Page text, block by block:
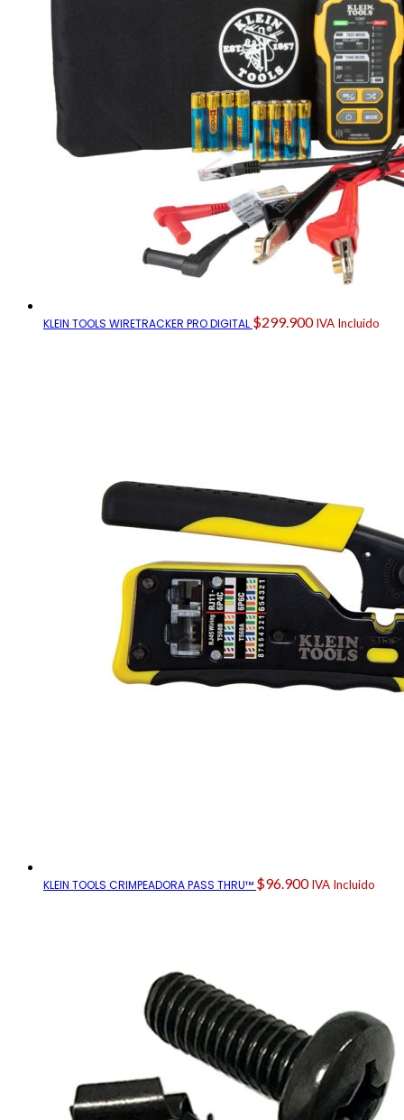
KLEIN TOOLS WIRETRACKER PRO DIGITAL $299.900 IVA Incluido
KLEIN TOOLS CRIMPEADORA PASS THRU™ $96.900 IVA Incluido